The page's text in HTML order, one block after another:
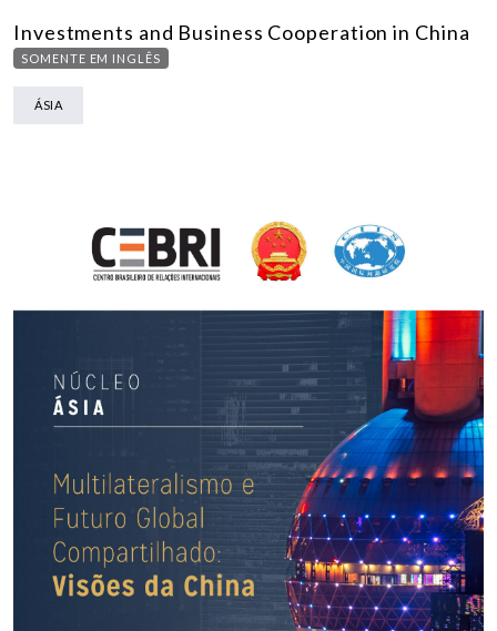
Investments and Business Cooperation in China
SOMENTE EM INGLÊS
ÁSIA